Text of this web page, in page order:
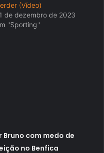
(Vídeo)
de dezembro de 2023
"Sporting"
com medo de
no Benfica